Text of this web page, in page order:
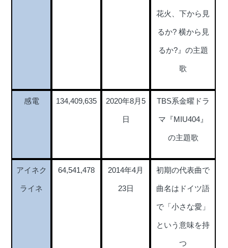
花火、下から見
るか? 横から見
るか?』の主題
歌
感電 134,409,635 2020年8月5
日
TBS系金曜ドラ
マ『MIU404』
の主題歌
アイネク
ライネ
64,541,478 2014年4月
23日
初期の代表曲で
曲名はドイツ語
で「小さな愛」
という意味を持
つ